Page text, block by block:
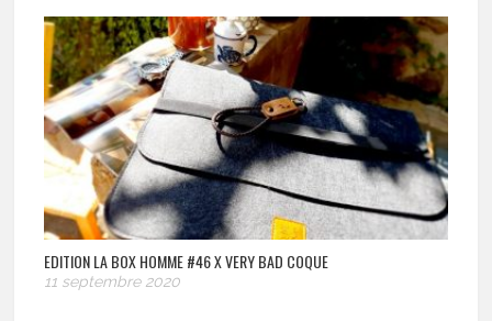
EDITION LA BOX HOMME #46 X VERY BAD COQUE
11 septembre 2020